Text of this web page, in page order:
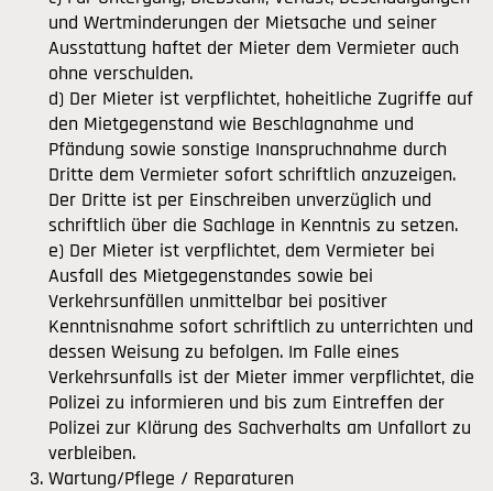
und Wertminderungen der Mietsache und seiner
Ausstattung haftet der Mieter dem Vermieter auch
ohne verschulden.
d) Der Mieter ist verpflichtet, hoheitliche Zugriffe auf
den Mietgegenstand wie Beschlagnahme und
Pfändung sowie sonstige Inanspruchnahme durch
Dritte dem Vermieter sofort schriftlich anzuzeigen.
Der Dritte ist per Einschreiben unverzüglich und
schriftlich über die Sachlage in Kenntnis zu setzen.
e) Der Mieter ist verpflichtet, dem Vermieter bei
Ausfall des Mietgegenstandes sowie bei
Verkehrsunfällen unmittelbar bei positiver
Kenntnisnahme sofort schriftlich zu unterrichten und
dessen Weisung zu befolgen. Im Falle eines
Verkehrsunfalls ist der Mieter immer verpflichtet, die
Polizei zu informieren und bis zum Eintreffen der
Polizei zur Klärung des Sachverhalts am Unfallort zu
verbleiben.
Wartung/Pflege / Reparaturen